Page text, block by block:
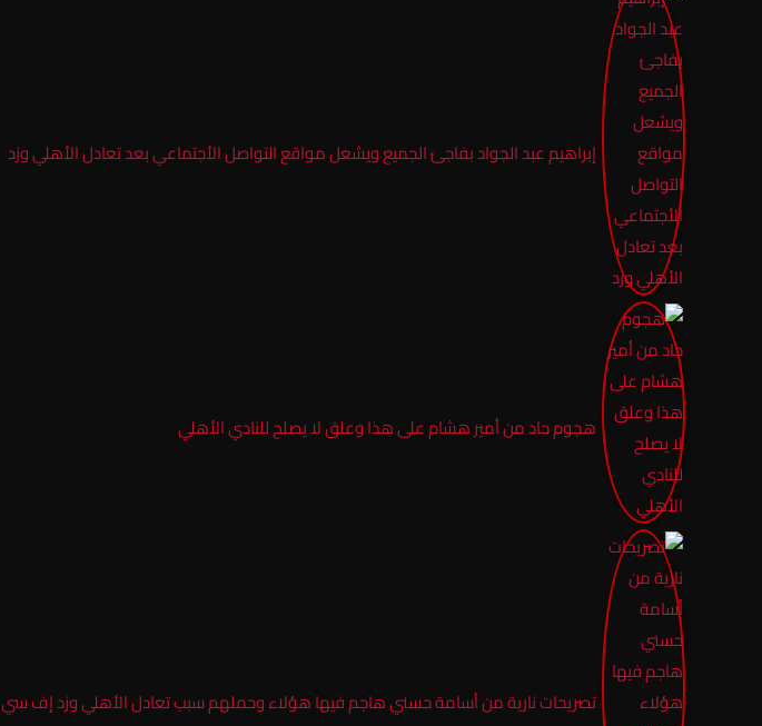
إبراهيم عبد الجواد بفاجئ الجميع ويشعل مواقع التواصل الأجتماعي بعد تعادل الأهلي وزد
هجوم حاد من أمير هشام على هذا وعلق لا يصلح للنادي الأهلي
تصريحات نارية من أسامة حسني هاجم فيها هؤلاء وحملهم سبب تعادل الأهلي وزد إف سي